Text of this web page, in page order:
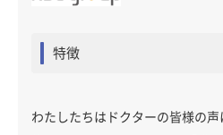
特徴
わたしたちはドクターの皆様の